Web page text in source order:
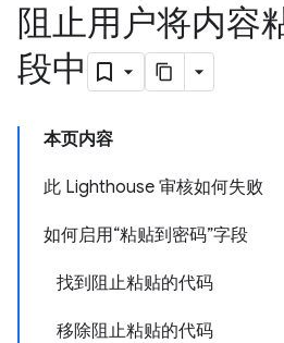
阻止用户将内容
段中
本页内容
此 Lighthouse 审核如何失败
如何启用“粘贴到密码”字段
找到阻止粘贴的代码
移除阻止粘贴的代码